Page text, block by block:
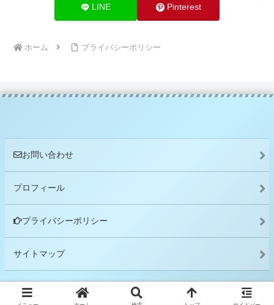
LINE Pinterest
ホーム プライバシーポリシー
お問い合わせ
プロフィール
プライバシーポリシー
サイトマップ
© 2021-2026 ワククマ.